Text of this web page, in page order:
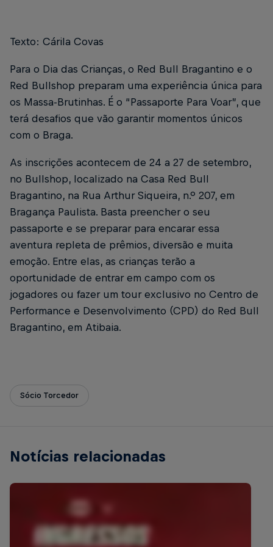
Texto: Cárila Covas
Para o Dia das Crianças, o Red Bull Bragantino e o
Red Bullshop preparam uma experiência única para
os Massa-Brutinhas. É o “Passaporte Para Voar”, que
terá desafios que vão garantir momentos únicos
com o Braga.
As inscrições acontecem de 24 a 27 de setembro,
no Bullshop, localizado na Casa Red Bull
Bragantino, na Rua Arthur Siqueira, n.º 207, em
Bragança Paulista. Basta preencher o seu
passaporte e se preparar para encarar essa
aventura repleta de prêmios, diversão e muita
emoção. Entre elas, as crianças terão a
oportunidade de entrar em campo com os
jogadores ou fazer um tour exclusivo no Centro de
Performance e Desenvolvimento (CPD) do Red Bull
Bragantino, em Atibaia.
Sócio Torcedor
Notícias relacionadas